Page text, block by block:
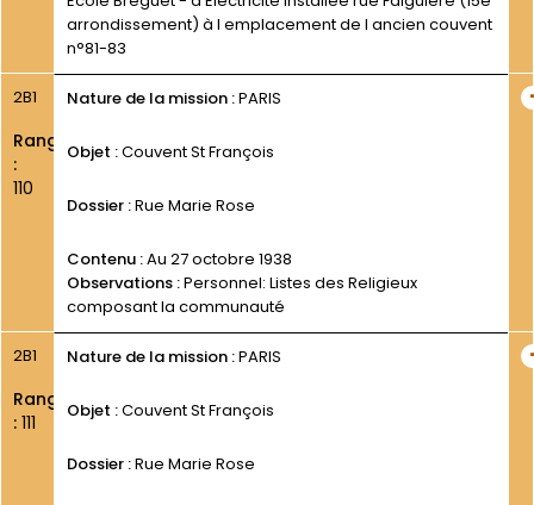
arrondissement) à l emplacement de l ancien couvent
n°81-83
2B1
Rang
:
110
Nature de la mission :PARIS
Objet :Couvent St François
Dossier :Rue Marie Rose
Contenu :Au 27 octobre 1938
Observations :Personnel: Listes des Religieux
composant la communauté
2B1
Rang
: 111
Nature de la mission :PARIS
Objet :Couvent St François
Dossier :Rue Marie Rose